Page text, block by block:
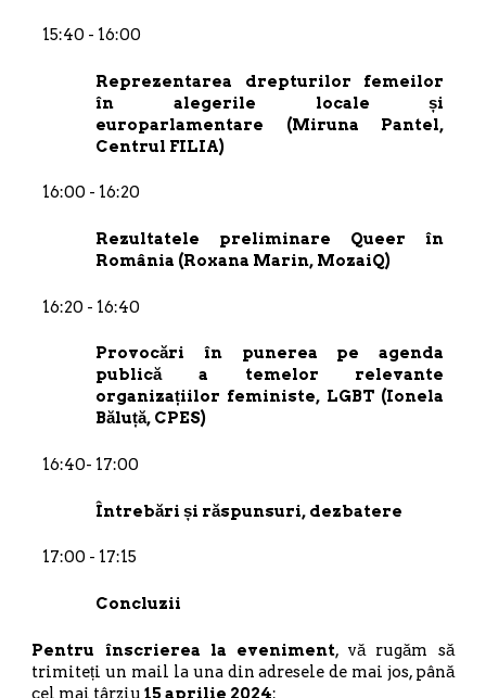
15:40 - 16:00
Reprezentarea drepturilor femeilor
în alegerile locale și
europarlamentare (Miruna Pantel,
Centrul FILIA)
16:00 - 16:20
Rezultatele preliminare Queer în
România (Roxana Marin, MozaiQ)
16:20 - 16:40
Provocări în punerea pe agenda
publică a temelor relevante
organizațiilor feministe, LGBT (Ionela
Băluță, CPES)
16:40- 17:00
Întrebări și răspunsuri, dezbatere
17:00 - 17:15
Concluzii
Pentru înscrierea la eveniment, vă rugăm să
trimiteți un mail la una din adresele de mai jos, până
cel mai târziu15 aprilie 2024: